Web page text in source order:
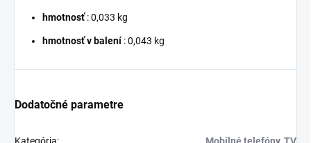
hmotnosť: 0,033 kg
hmotnosť v balení: 0,043 kg
Dodatočné parametre